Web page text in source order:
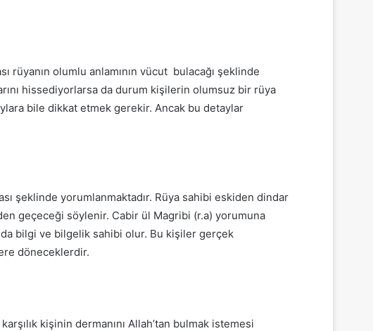
olumlu anlamının vücut bulacağı şeklinde
hissediyorlarsa da durum kişilerin olumsuz bir rüya
bile dikkat etmek gerekir. Ancak bu detaylar
şeklinde yorumlanmaktadır. Rüya sahibi eskiden dindar
geçeceği söylenir. Cabir ül Magribi (r.a) yorumuna
bilgi ve bilgelik sahibi olur. Bu kişiler gerçek
döneceklerdir.
kişinin dermanını Allah’tan bulmak istemesi